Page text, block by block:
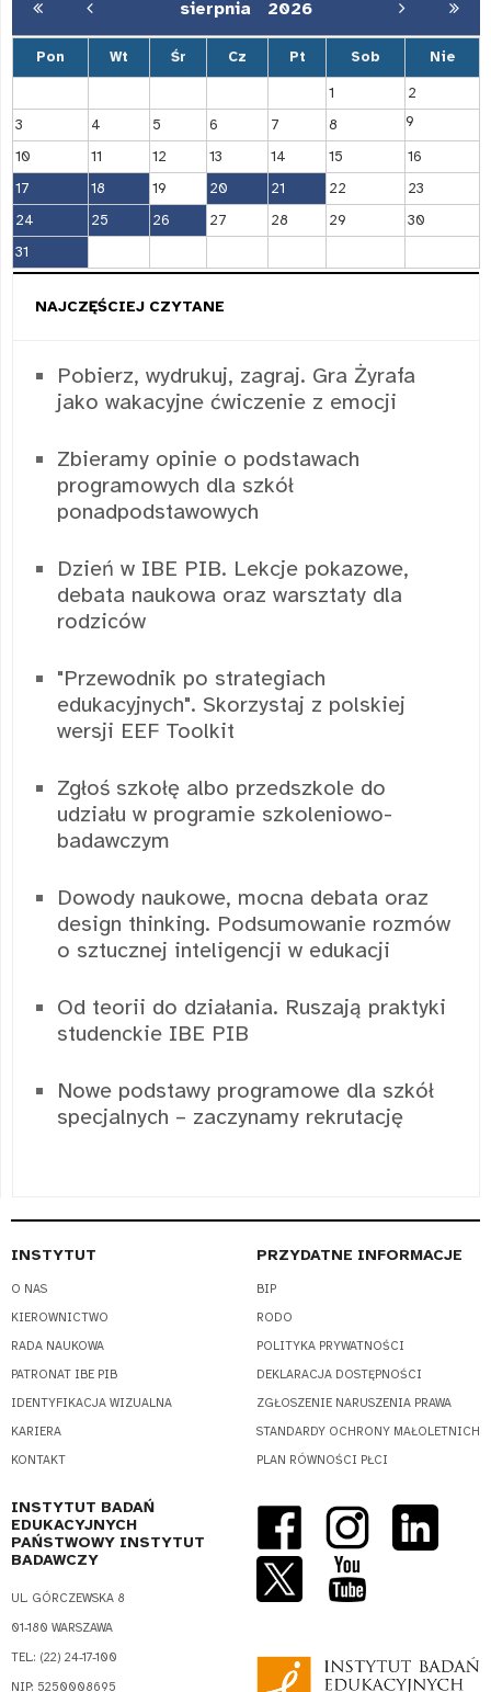
sierpnia 2026
Pon Wt Śr Cz Pt Sob Nie
1
2
3
4 5 6 7 8
9
10
11 12 13 14 15
16
17
18 19 20 21 22
23
24
25 26 27 28 29
30
31
NAJCZĘŚCIEJ CZYTANE
Pobierz, wydrukuj, zagraj. Gra Żyrafa
jako wakacyjne ćwiczenie z emocji
Zbieramy opinie o podstawach
programowych dla szkół
ponadpodstawowych
Dzień w IBE PIB. Lekcje pokazowe,
debata naukowa oraz warsztaty dla
rodziców
"Przewodnik po strategiach
edukacyjnych". Skorzystaj z polskiej
wersji EEF Toolkit
Zgłoś szkołę albo przedszkole do
udziału w programie szkoleniowo-
badawczym
Dowody naukowe, mocna debata oraz
design thinking. Podsumowanie rozmów
o sztucznej inteligencji w edukacji
Od teorii do działania. Ruszają praktyki
studenckie IBE PIB
Nowe podstawy programowe dla szkół
specjalnych – zaczynamy rekrutację
INSTYTUT
O NAS
KIEROWNICTWO
RADA NAUKOWA
PATRONAT IBE PIB
IDENTYFIKACJA WIZUALNA
KARIERA
KONTAKT
PRZYDATNE INFORMACJE
BIP
RODO
POLITYKA PRYWATNOŚCI
DEKLARACJA DOSTĘPNOŚCI
ZGŁOSZENIE NARUSZENIA PRAWA
STANDARDY OCHRONY MAŁOLETNICH
PLAN RÓWNOŚCI PŁCI
INSTYTUT BADAŃ
EDUKACYJNYCH
PAŃSTWOWY INSTYTUT
BADAWCZY
UL. GÓRCZEWSKA 8
01-180 WARSZAWA
TEL.: (22) 24-17-100
NIP: 5250008695